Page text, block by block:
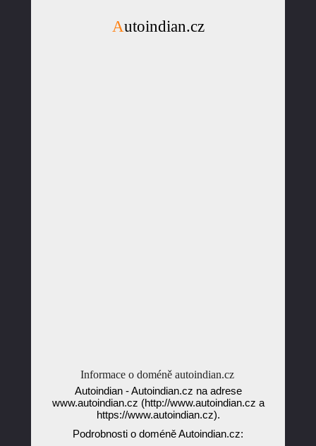
Autoindian.cz
Informace o doméně autoindian.cz
Autoindian - Autoindian.cz na adrese
www.autoindian.cz (http://www.autoindian.cz a
https://www.autoindian.cz).
Podrobnosti o doméně Autoindian.cz: